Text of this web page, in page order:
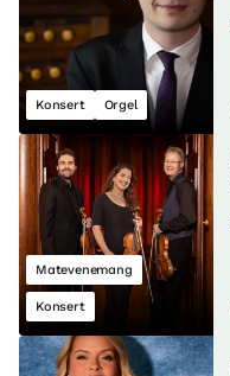
Konsert Orgel
Matevenemang
Konsert